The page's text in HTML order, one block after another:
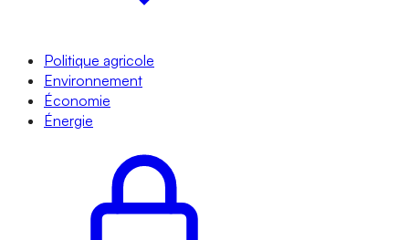
Politique agricole
Environnement
Économie
Énergie